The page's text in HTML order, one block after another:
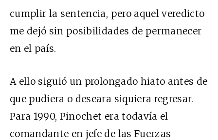
cumplir la sentencia, pero aquel veredicto
me dejó sin posibilidades de permanecer
en el país.
A ello siguió un prolongado hiato antes de
que pudiera o deseara siquiera regresar.
Para 1990, Pinochet era todavía el
comandante en jefe de las Fuerzas